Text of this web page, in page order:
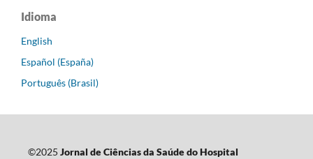
Idioma
English
Español (España)
Português (Brasil)
©2025 Jornal de Ciências da Saúde do Hospital